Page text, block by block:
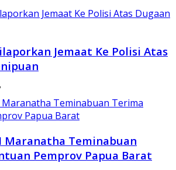
Jemaat Ke Polisi Atas
Maranatha Teminabuan
Pemprov Papua Barat